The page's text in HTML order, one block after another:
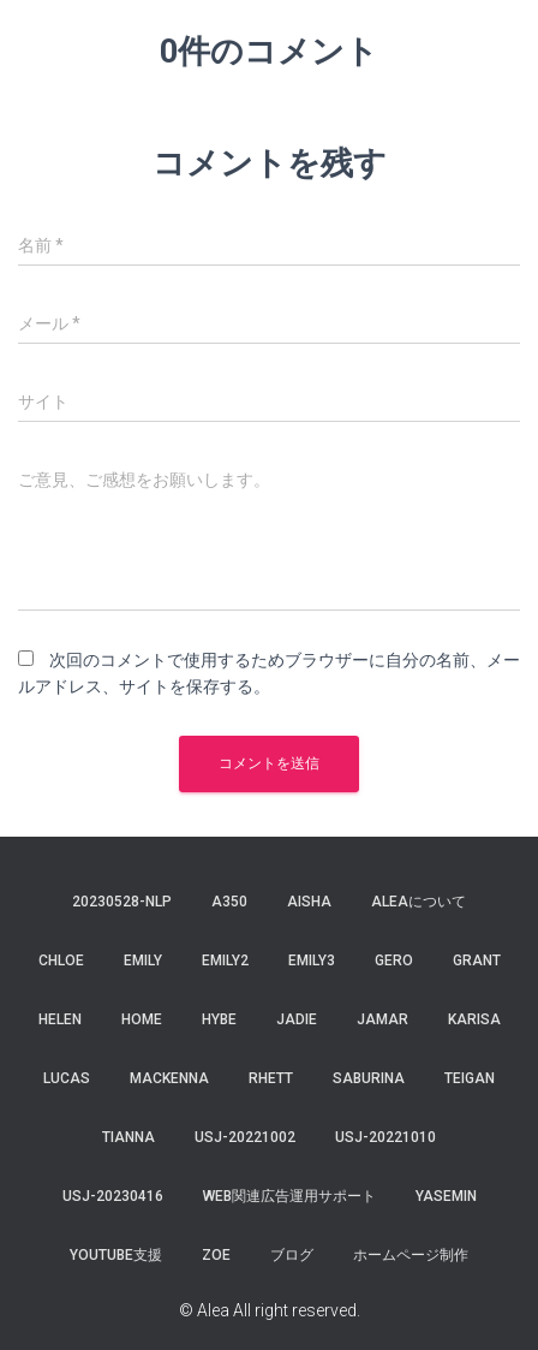
0件のコメント
コメントを残す
名前*
メール*
サイト
ご意見、ご感想をお願いします。
次回のコメントで使用するためブラウザーに自分の名前、メー
ルアドレス、サイトを保存する。
20230528-NLP A350 AISHA ALEAについて
CHLOE EMILY EMILY2 EMILY3 GERO GRANT
HELEN HOME HYBE JADIE JAMAR KARISA
LUCAS MACKENNA RHETT SABURINA TEIGAN
TIANNA USJ-20221002 USJ-20221010
USJ-20230416 WEB関連広告運用サポート YASEMIN
YOUTUBE支援 ZOE ブログ ホームページ制作
© Alea All right reserved.